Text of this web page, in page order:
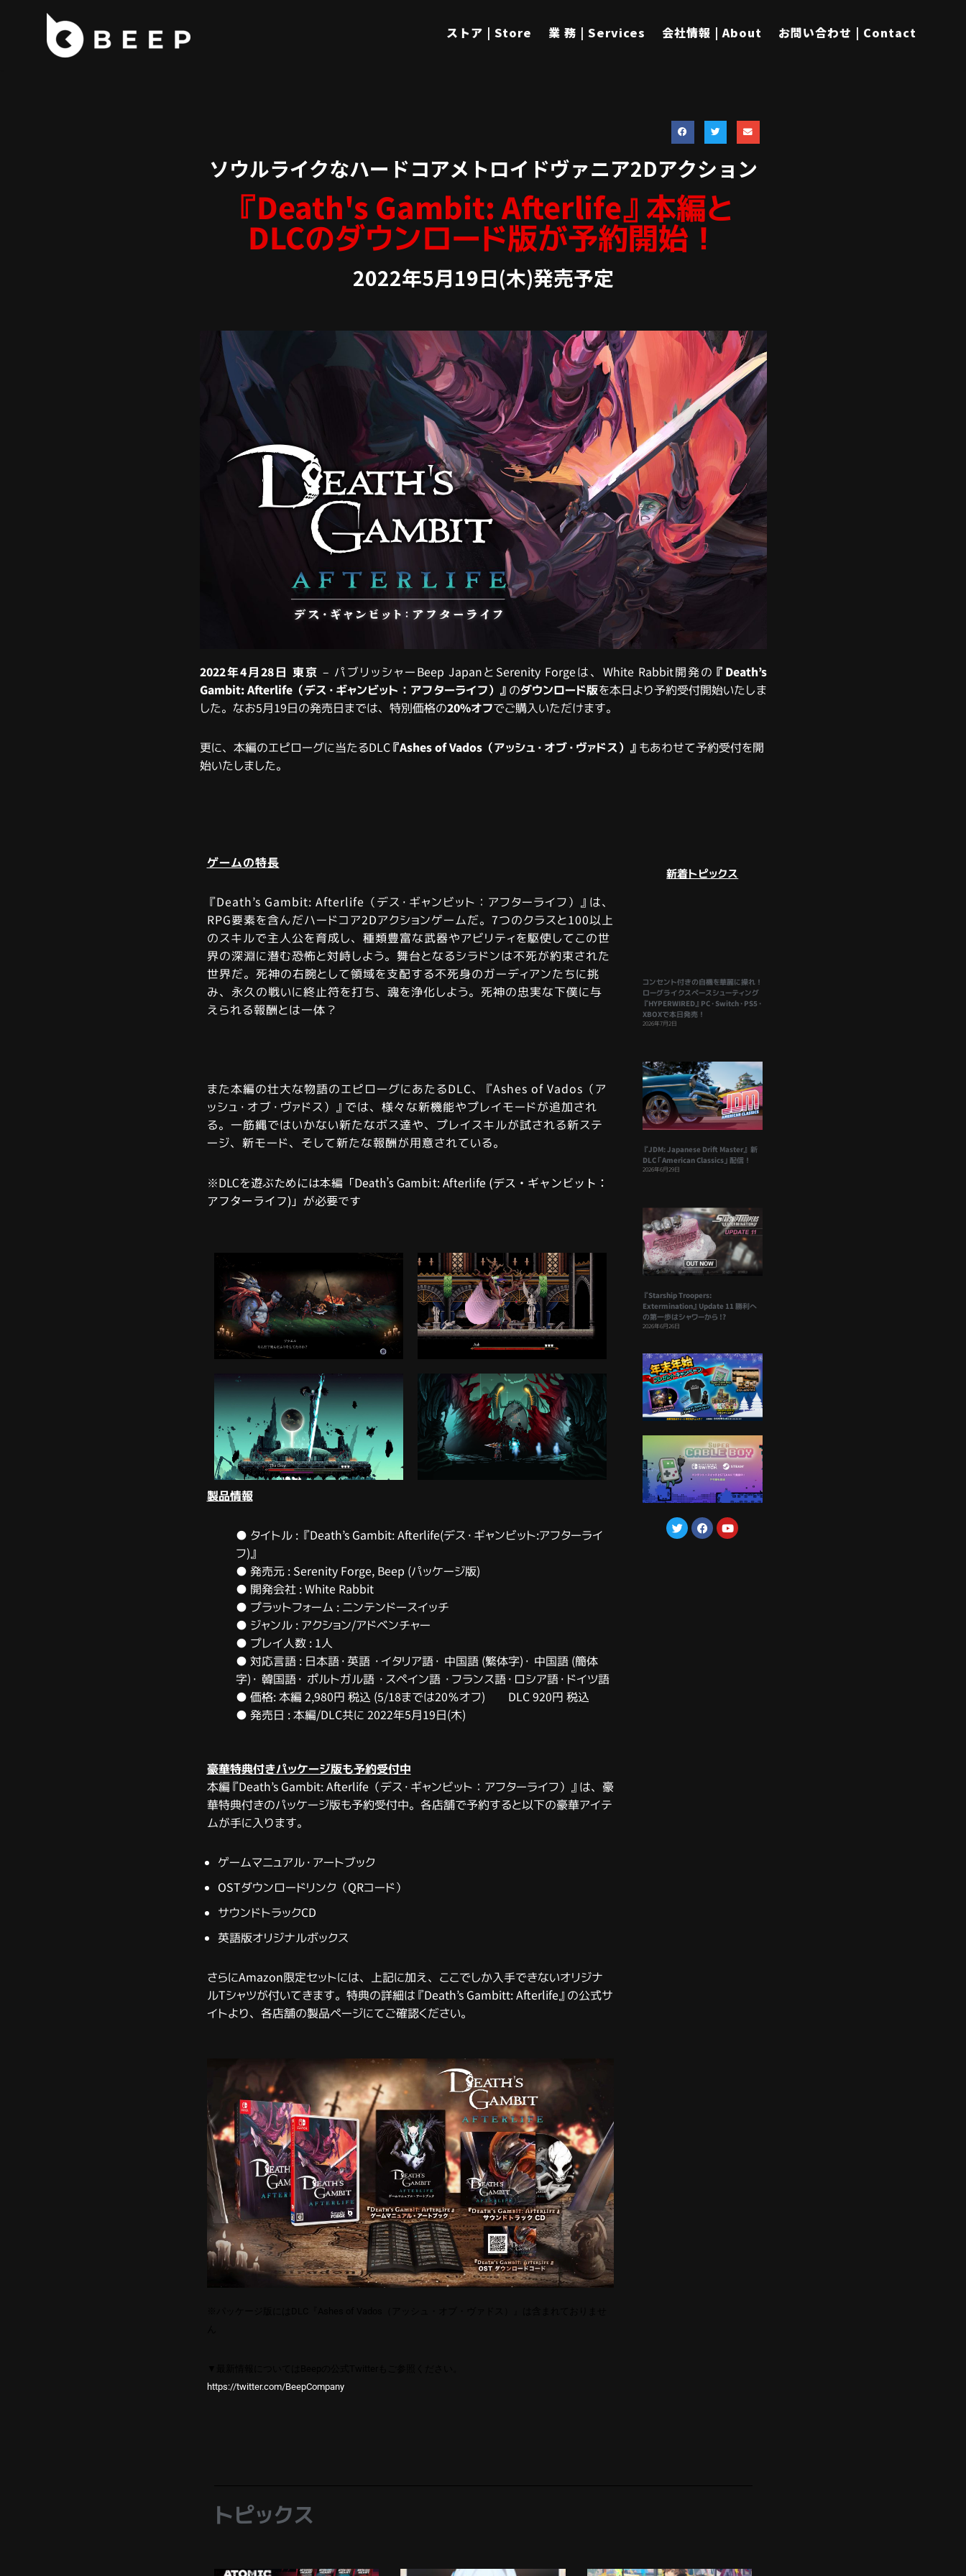
ストア | Store 業 務 | Services 会社情報 | About お問い合わせ | Contact
ソウルライクなハードコアメトロイドヴァニア2Dアクション
『Death's Gambit: Afterlife』本編と
DLCのダウンロード版が予約開始！
2022年5月19日(木)発売予定
2022年4月28日 東京– パブリッシャーBeep JapanとSerenity Forgeは、White Rabbit開発の 『Death’s
Gambit: Afterlife（デス・ギャンビット：アフターライフ）』 のダウンロード版を本日より予約受付開始いたしま
した。なお5月19日の発売日までは、特別価格の20%オフでご購入いただけます。
更に、本編のエピローグに当たるDLC『Ashes of Vados（アッシュ・オブ・ヴァドス）』 もあわせて予約受付を開
始いたしました。
ゲームの特長
『Death’s Gambit: Afterlife（デス・ギャンビット：アフターライフ）』は、
RPG要素を含んだハードコア2Dアクションゲームだ。7つのクラスと100以上
のスキルで主人公を育成し、種類豊富な武器やアビリティを駆使してこの世
界の深淵に潜む恐怖と対峙しよう。舞台となるシラドンは不死が約束された
世界だ。死神の右腕として領域を支配する不死身のガーディアンたちに挑
み、永久の戦いに終止符を打ち、魂を浄化しよう。死神の忠実な下僕に与
えられる報酬とは一体？
また本編の壮大な物語のエピローグにあたるDLC、『Ashes of Vados（ア
ッシュ・オブ・ヴァドス）』では、様々な新機能やプレイモードが追加され
る。一筋縄ではいかない新たなボス達や、プレイスキルが試される新ステ
ージ、新モード、そして新たな報酬が用意されている。
※DLCを遊ぶためには本編「Death’s Gambit: Afterlife (デス・ギャンビット：
アフターライフ)」が必要です
製品情報
● タイトル : 『Death’s Gambit: Afterlife(デス・ギャンビット:アフターライ
フ)』
● 発売元 : Serenity Forge, Beep (パッケージ版)
● 開発会社 : White Rabbit
● プラットフォーム : ニンテンドースイッチ
● ジャンル : アクション/アドベンチャー
● プレイ人数 : 1人
● 対応言語 : 日本語・英語 ・イタリア語・ 中国語 (繁体字)・ 中国語 (簡体
字)・ 韓国語・ ポルトガル語 ・スペイン語 ・フランス語・ロシア語・ドイツ語
● 価格:本編 2,980円 税込 (5/18までは20％オフ) DLC 920円 税込
● 発売日 : 本編/DLC共に 2022年5月19日(木)
豪華特典付きパッケージ版も予約受付中
本編『Death’s Gambit: Afterlife（デス・ギャンビット：アフターライフ）』は、豪
華特典付きのパッケージ版も予約受付中。各店舗で予約すると以下の豪華アイテ
ムが手に入ります。
ゲームマニュアル・アートブック
OSTダウンロードリンク（QRコード）
サウンドトラックCD
英語版オリジナルボックス
さらにAmazon限定セットには、上記に加え、ここでしか入手できないオリジナ
ルTシャツが付いてきます。特典の詳細は『Death’s Gambitt: Afterlife』の公式サ
イトより、各店舗の製品ページにてご確認ください。
https://twitter.com/BeepCompany
新着トピックス
コンセント付きの自機を華麗に操れ！
ローグライクスペースシューティング
『HYPERWIRED』PC・Switch・PS5・
XBOXで本日発売！
2026年7月2日
『JDM: Japanese Drift Master』 新
DLC「American Classics」配信！
2026年6月29日
『Starship Troopers:
Extermination』Update 11 勝利へ
の第一歩はシャワーから !?
2026年6月26日
トピックス